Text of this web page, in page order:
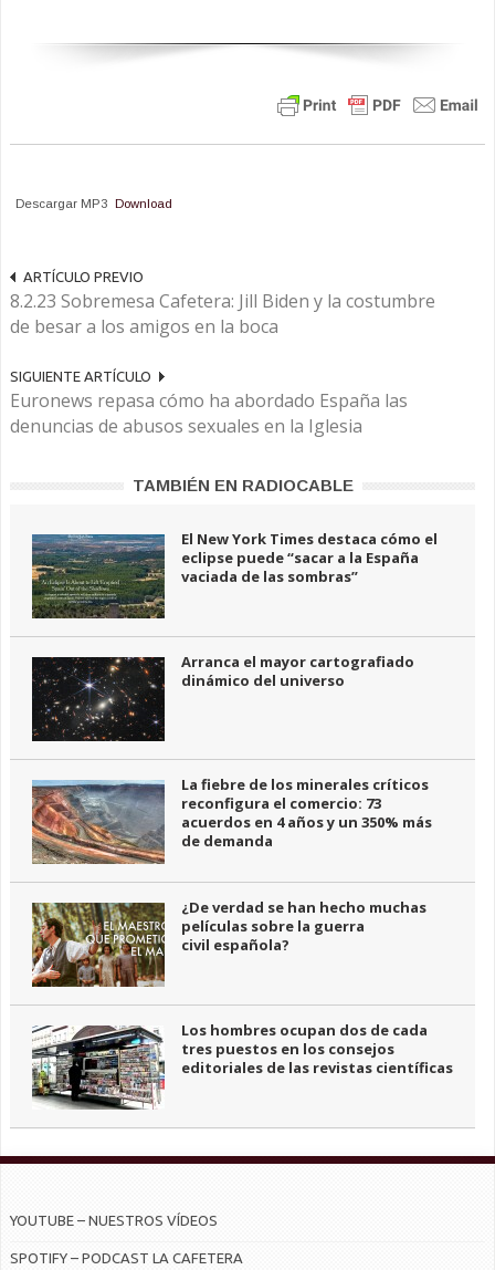
Descargar MP3 Download
ARTÍCULO PREVIO
8.2.23 Sobremesa Cafetera: Jill Biden y la costumbre
de besar a los amigos en la boca
SIGUIENTE ARTÍCULO
Euronews repasa cómo ha abordado España las
denuncias de abusos sexuales en la Iglesia
TAMBIÉN EN RADIOCABLE
El New York Times destaca cómo el
eclipse puede “sacar a la España
vaciada de las sombras”
Arranca el mayor cartografiado
dinámico del universo
La fiebre de los minerales críticos
reconfigura el comercio: 73
acuerdos en 4 años y un 350% más
de demanda
¿De verdad se han hecho muchas
películas sobre la guerra
civil española?
Los hombres ocupan dos de cada
tres puestos en los consejos
editoriales de las revistas científicas
YOUTUBE – NUESTROS VÍDEOS
SPOTIFY – PODCAST LA CAFETERA